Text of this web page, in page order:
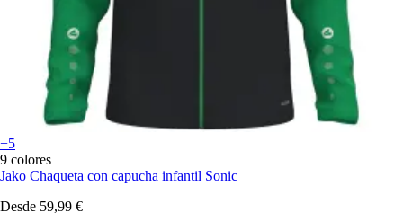
+5
9 colores
Jako Chaqueta con capucha infantil Sonic
Desde 59,99 €